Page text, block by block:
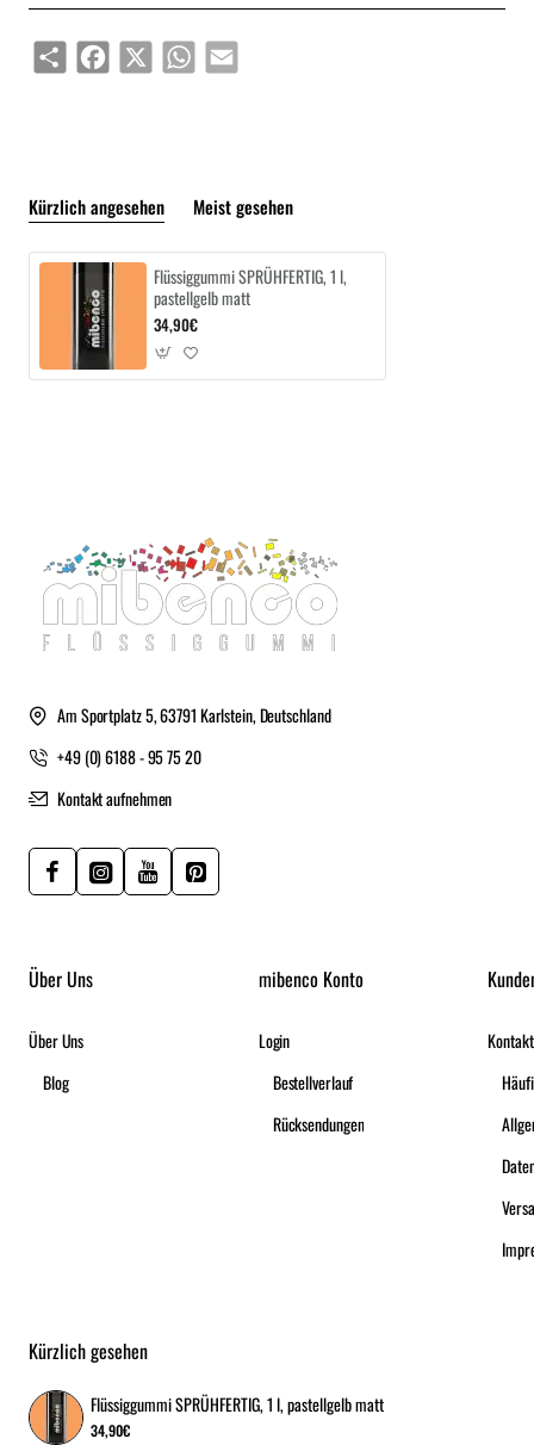
ShareFacebook
X WhatsAppEmail
Kürzlich angesehen Meist gesehen
Flüssiggummi SPRÜHFERTIG, 1 l,
pastellgelb matt
34,90€
Am Sportplatz 5, 63791 Karlstein, Deutschland
+49 (0) 6188 - 95 75 20
Kontakt aufnehmen
Über Uns
Über Uns
Blog
mibenco Konto
Login
Bestellverlauf
Rücksendungen
Kontakt
Kürzlich gesehen
Flüssiggummi SPRÜHFERTIG, 1 l, pastellgelb matt
34,90€